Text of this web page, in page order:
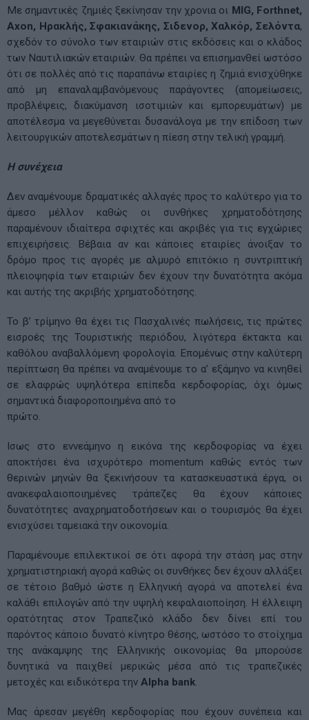
Mε σημαντικές ζημιές ξεκίνησαν την χρονια οι MIG, Forthnet,
Axon, Ηρακλής, Σφακιανάκης, Σιδενορ, Χαλκόρ, Σελόντα,
σχεδόν το σύνολο των εταιριών στις εκδόσεις και o κλάδος
των Ναυτιλιακών εταιριών. Θα πρέπει να επισημανθεί ωστόσο
ότι σε πολλές από τις παραπάνω εταιρίες η ζημιά ενισχύθηκε
από μη επαναλαμβανόμενους παράγοντες (απομείωσεις,
προβλέψεις, διακύμανση ισοτιμιών και εμπορευμάτων) με
αποτέλεσμα να μεγεθύνεται δυσανάλογα με την επίδοση των
λειτουργικών αποτελεσμάτων η πίεση στην τελική γραμμή.
Η συνέχεια
Δεν αναμένουμε δραματικές αλλαγές προς το καλύτερο για το
άμεσο μέλλον καθώς οι συνθήκες χρηματοδότησης
παραμένουν ιδιαίτερα σφιχτές και ακριβές για τις εγχώριες
επιχειρήσεις. Βέβαια αν και κάποιες εταιρίες άνοιξαν το
δρόμο προς τις αγορές με αλμυρό επιτόκιο η συντριπτική
πλειοψηφία των εταιριών δεν έχουν την δυνατότητα ακόμα
και αυτής της ακριβής χρηματοδότησης.
To β’ τρίμηνο θα έχει τις Πασχαλινές πωλήσεις, τις πρώτες
εισροές της Τουριστικής περιόδου, λιγότερα έκτακτα και
καθόλου αναβαλλόμενη φορολογία. Επομένως στην καλύτερη
περίπτωση θα πρέπει να αναμένουμε το α’ εξάμηνο να κινηθεί
σε ελαφρώς υψηλότερα επίπεδα κερδοφορίας, όχι όμως
σημαντικά διαφοροποιημένα από το
πρώτο.
Ισως στο εννεάμηνο η εικόνα της κερδοφορίας να έχει
αποκτήσει ένα ισχυρότερο momentum καθώς εντός των
θερινών μηνών θα ξεκινήσουν τα κατασκευαστικά έργα, οι
ανακεφαλαιοποιημένες τράπεζες θα έχουν κάποιες
δυνατότητες αναχρηματοδοτήσεων και ο τουρισμός θα έχει
ενισχύσει ταμειακά την οικονομία.
Παραμένουμε επιλεκτικοί σε ότι αφορά την στάση μας στην
χρηματιστηριακή αγορά καθώς οι συνθήκες δεν έχουν αλλάξει
σε τέτοιο βαθμό ώστε η Ελληνική αγορά να αποτελεί ένα
καλάθι επιλογών από την υψηλή κεφαλαιοποίηση. Η έλλειψη
ορατότητας στον Τραπεζικό κλάδο δεν δίνει επί του
παρόντος κάποιο δυνατό κίνητρο θέσης, ωστόσο το στοίχημα
της ανάκαμψης της Ελληνικής οικονομίας θα μπορούσε
δυνητικά να παιχθεί μερικώς μέσα από τις τραπεζικές
μετοχές και ειδικότερα την Alpha bank.
Μας άρεσαν μεγέθη κερδοφορίας που έχουν συνέπεια και